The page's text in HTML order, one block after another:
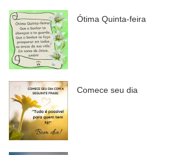
Ótima Quinta-feira
Comece seu dia